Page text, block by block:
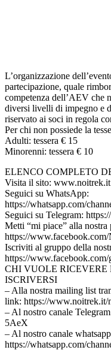
L’organizzazione
partecipazione, quale
competenza dell’AEV che
diversi livelli di impegno e
riservato ai soci in regola
Per chi non possiede la
Adulti: tessera € 15
Minorenni: tessera € 10
ELENCO COMPLETO
Visita il sito: www.noitrek.it
Seguici su WhatsApp:
https://whatsapp.com/
Seguici su Telegram:
Metti “mi piace” alla
https://
Iscriviti al gruppo della
https://
CHI VUOLE RICEVERE
ISCRIVERSI
– Alla nostra mailing list
link: https://www.noitrek.it/
– Al nostro canale
5AeX
– Al nostro canale
https://whatsapp.com/